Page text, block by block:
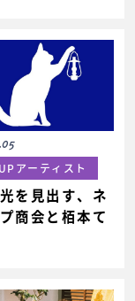
アーティスト
を見出す、ネ
商会と栢本て